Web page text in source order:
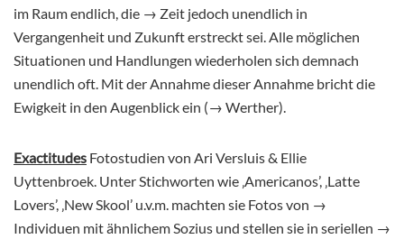
im Raum endlich, die → Zeit jedoch unendlich in
Vergangenheit und Zukunft erstreckt sei. Alle möglichen
Situationen und Handlungen wiederholen sich demnach
unendlich oft. Mit der Annahme dieser Annahme bricht die
Ewigkeit in den Augenblick ein (→ Werther).
Exactitudes Fotostudien von Ari Versluis & Ellie
Uyttenbroek. Unter Stichworten wie ‚Americanos’, ‚Latte
Lovers’, ‚New Skool’ u.v.m. machten sie Fotos von →
Individuen mit ähnlichem Sozius und stellen sie in seriellen →